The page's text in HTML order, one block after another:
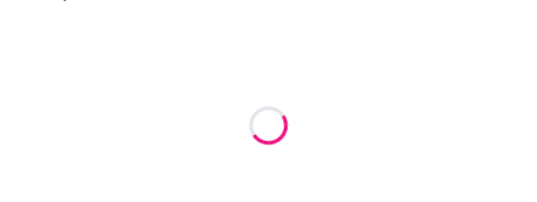
Rozmiar sukienki / figi / stroje 1cz